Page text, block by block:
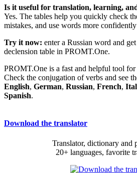
Is it useful for translation, learning,
Yes. The tables help you quickly check
mistakes, and use words more
Try it now: enter a Russian word and
declension table in PROMT.One.
PROMT.One is a fast and helpful tool for
Check the conjugation of verbs and see
English, German, Russian, French,
Spanish.
Download the translator
Translator, dictionary and
20+ languages, favorite